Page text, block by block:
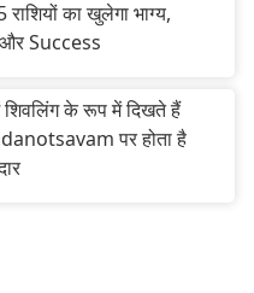
का खुलेगा भाग्य,
Success
के रूप में दिखते हैं
पर होता है